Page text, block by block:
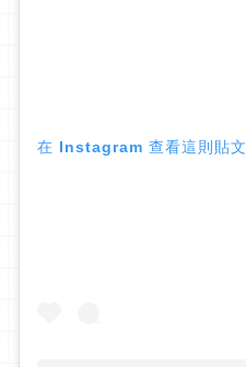
在 Instagram 查看這則貼文